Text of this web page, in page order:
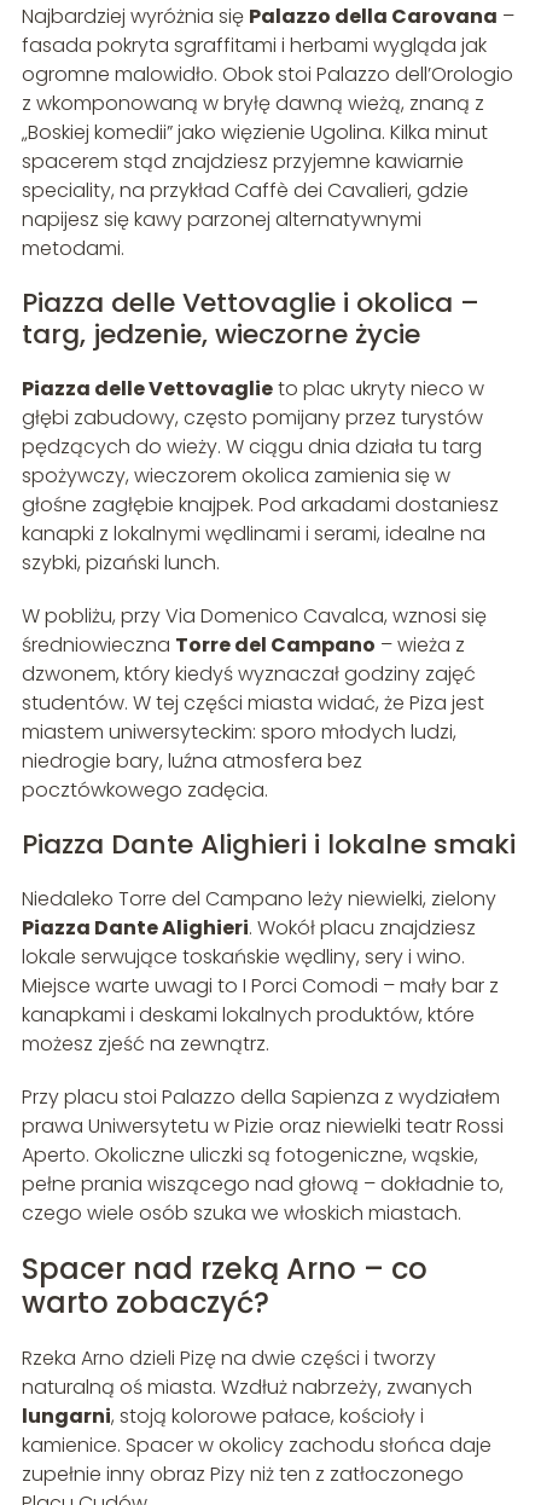
Najbardziej wyróżnia się Palazzo della Carovana –
fasada pokryta sgraffitami i herbami wygląda jak
ogromne malowidło. Obok stoi Palazzo dell’Orologio
z wkomponowaną w bryłę dawną wieżą, znaną z
„Boskiej komedii” jako więzienie Ugolina. Kilka minut
spacerem stąd znajdziesz przyjemne kawiarnie
speciality, na przykład Caffè dei Cavalieri, gdzie
napijesz się kawy parzonej alternatywnymi
metodami.
Piazza delle Vettovaglie i okolica –
targ, jedzenie, wieczorne życie
Piazza delle Vettovaglieto plac ukryty nieco w
głębi zabudowy, często pomijany przez turystów
pędzących do wieży. W ciągu dnia działa tu targ
spożywczy, wieczorem okolica zamienia się w
głośne zagłębie knajpek. Pod arkadami dostaniesz
kanapki z lokalnymi wędlinami i serami, idealne na
szybki, pizański lunch.
W pobliżu, przy Via Domenico Cavalca, wznosi się
średniowieczna Torre del Campano – wieża z
dzwonem, który kiedyś wyznaczał godziny zajęć
studentów. W tej części miasta widać, że Piza jest
miastem uniwersyteckim: sporo młodych ludzi,
niedrogie bary, luźna atmosfera bez
pocztówkowego zadęcia.
Piazza Dante Alighieri i lokalne smaki
Niedaleko Torre del Campano leży niewielki, zielony
Piazza Dante Alighieri. Wokół placu znajdziesz
lokale serwujące toskańskie wędliny, sery i wino.
Miejsce warte uwagi to I Porci Comodi – mały bar z
kanapkami i deskami lokalnych produktów, które
możesz zjeść na zewnątrz.
Przy placu stoi Palazzo della Sapienza z wydziałem
prawa Uniwersytetu w Pizie oraz niewielki teatr Rossi
Aperto. Okoliczne uliczki są fotogeniczne, wąskie,
pełne prania wiszącego nad głową – dokładnie to,
czego wiele osób szuka we włoskich miastach.
Spacer nad rzeką Arno – co
warto zobaczyć?
Rzeka Arno dzieli Pizę na dwie części i tworzy
naturalną oś miasta. Wzdłuż nabrzeży, zwanych
lungarni, stoją kolorowe pałace, kościoły i
kamienice. Spacer w okolicy zachodu słońca daje
zupełnie inny obraz Pizy niż ten z zatłoczonego